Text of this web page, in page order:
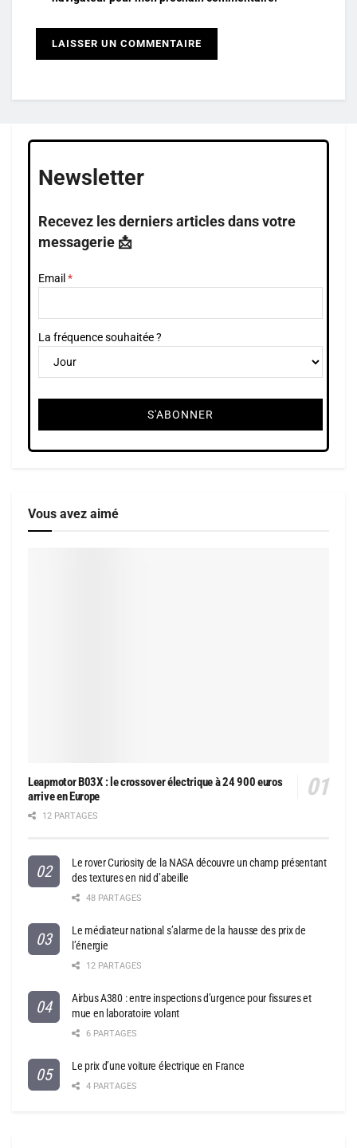
Newsletter
Recevez les derniers articles dans votre
messagerie 📩
Email
La fréquence souhaitée ?
Vous avez aimé
Leapmotor B03X : le crossover électrique à 24 900 euros
arrive en Europe
12 PARTAGES
Le rover Curiosity de la NASA découvre un champ présentant
des textures en nid d’abeille
48 PARTAGES
Le médiateur national s’alarme de la hausse des prix de
l’énergie
12 PARTAGES
Airbus A380 : entre inspections d’urgence pour fissures et
mue en laboratoire volant
6 PARTAGES
Le prix d’une voiture électrique en France
4 PARTAGES